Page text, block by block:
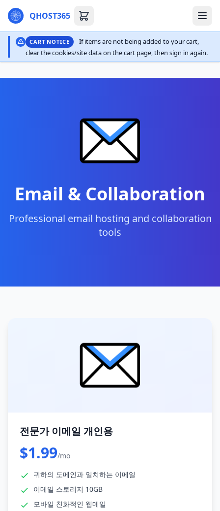
QHOST365
CART NOTICE
If items are not being added to your cart,
clear the cookies/site data on the cart page, then sign in again.
Email & Collaboration
Professional email hosting and collaboration
tools
전문가 이메일 개인용
$1.99/mo
귀하의 도메인과 일치하는 이메일
이메일 스토리지 10GB
모바일 친화적인 웹메일